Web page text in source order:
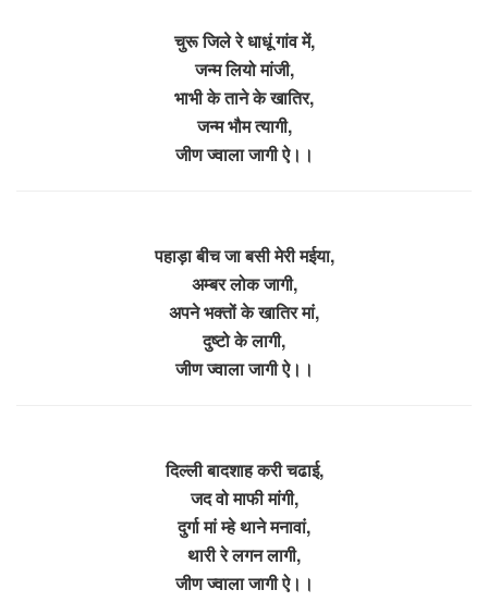
चुरू जिले रे धाधूं गांव में,
जन्म लियो मांजी,
भाभी के ताने के खातिर,
जन्म भौम त्यागी,
जीण ज्वाला जागी ऐ।।
पहाड़ा बीच जा बसी मेरी मईया,
अम्बर लोक जागी,
अपने भक्तों के खातिर मां,
दुष्टो के लागी,
जीण ज्वाला जागी ऐ।।
दिल्ली बादशाह करी चढाई,
जद वो माफी मांगी,
दुर्गा मां म्हे थाने मनावां,
थारी रे लगन लागी,
जीण ज्वाला जागी ऐ।।